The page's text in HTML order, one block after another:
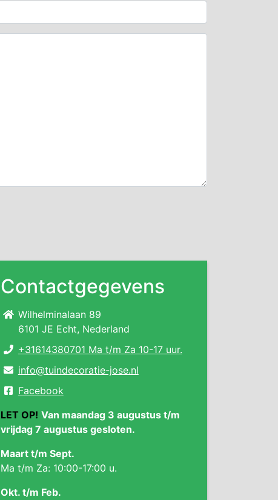
Contactgegevens
Wilhelminalaan 89
6101 JE Echt, Nederland
+31614380701 Ma t/m Za 10-17 uur.
info@tuindecoratie-jose.nl
Facebook
LET OP! Van maandag 3 augustus t/m
vrijdag 7 augustus gesloten.
Maart t/m Sept.
Ma t/m Za: 10:00-17:00 u.
Okt. t/m Feb.